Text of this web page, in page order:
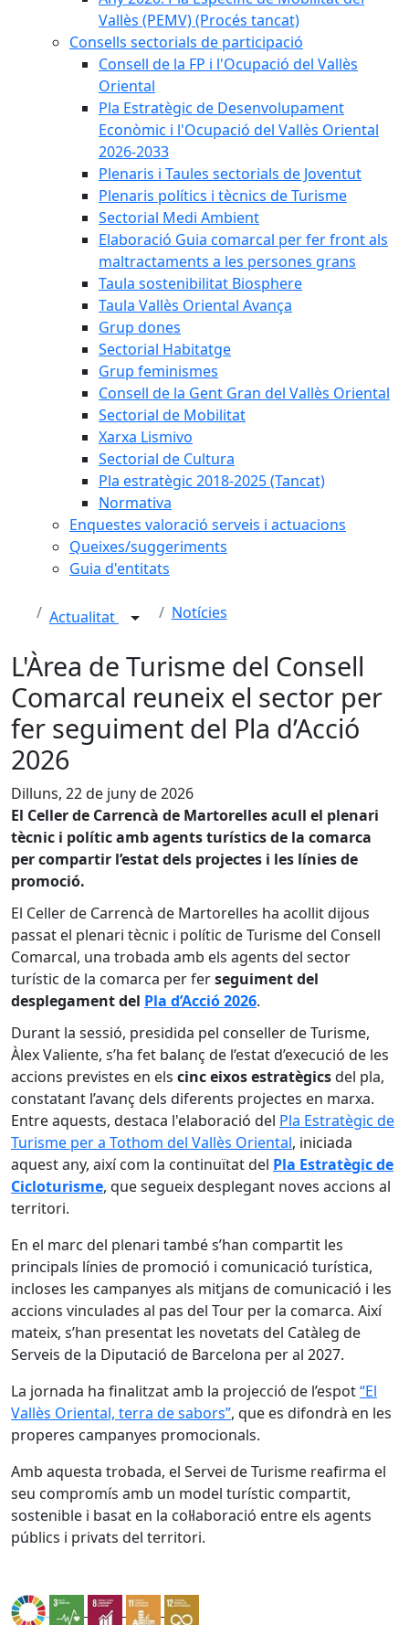
Vallès (PEMV) (Procés tancat)
Consells sectorials de participació
Consell de la FP i l'Ocupació del Vallès
Oriental
Pla Estratègic de Desenvolupament
Econòmic i l'Ocupació del Vallès Oriental
2026-2033
Plenaris i Taules sectorials de Joventut
Plenaris polítics i tècnics de Turisme
Sectorial Medi Ambient
Elaboració Guia comarcal per fer front als
maltractaments a les persones grans
Taula sostenibilitat Biosphere
Taula Vallès Oriental Avança
Grup dones
Sectorial Habitatge
Grup feminismes
Consell de la Gent Gran del Vallès Oriental
Sectorial de Mobilitat
Xarxa Lismivo
Sectorial de Cultura
Pla estratègic 2018-2025 (Tancat)
Normativa
Enquestes valoració serveis i actuacions
Queixes/suggeriments
Guia d'entitats
Actualitat Notícies
L'Àrea de Turisme del Consell
Comarcal reuneix el sector per
fer seguiment del Pla d’Acció
2026
Dilluns, 22 de juny de 2026
El Celler de Carrencà de Martorelles acull el plenari
tècnic i polític amb agents turístics de la comarca
per compartir l’estat dels projectes i les línies de
promoció.
El Celler de Carrencà de Martorelles ha acollit dijous
passat el plenari tècnic i polític de Turisme del Consell
Comarcal, una trobada amb els agents del sector
turístic de la comarca per ferseguiment del
desplegament del Pla d’Acció 2026.
Durant la sessió, presidida pel conseller de Turisme,
Àlex Valiente, s’ha fet balanç de l’estat d’execució de les
accions previstes en els cinc eixos estratègicsdel pla,
constatant l’avanç dels diferents projectes en marxa.
Entre aquests, destaca l'elaboració del Pla Estratègic de
Turisme per a Tothom del Vallès Oriental, iniciada
aquest any, així com la continuïtat del Pla Estratègic de
Cicloturisme, que segueix desplegant noves accions al
territori.
En el marc del plenari també s’han compartit les
principals línies de promoció i comunicació turística,
incloses les campanyes als mitjans de comunicació i les
accions vinculades al pas del Tour per la comarca. Així
mateix, s’han presentat les novetats del Catàleg de
Serveis de la Diputació de Barcelona per al 2027.
La jornada ha finalitzat amb la projecció de l’espot“El
Vallès Oriental, terra de sabors”, que es difondrà en les
properes campanyes promocionals.
Amb aquesta trobada, el Servei de Turisme reafirma el
seu compromís amb un model turístic compartit,
sostenible i basat en la col·laboració entre els agents
públics i privats del territori.